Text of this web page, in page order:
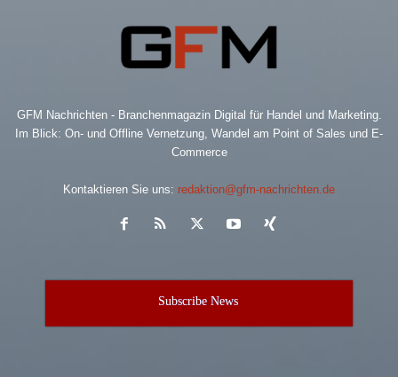
GFM Nachrichten - Branchenmagazin Digital für Handel und Marketing.
Im Blick: On- und Offline Vernetzung, Wandel am Point of Sales und E-
Commerce
Kontaktieren Sie uns: redaktion@gfm-nachrichten.de
Subscribe News